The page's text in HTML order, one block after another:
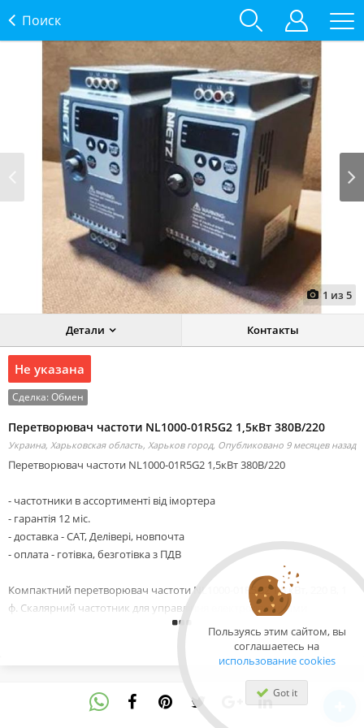
Пользуясь этим сайтом, вы
соглашаетесь на
использование cookies
Got it
Поиск
1 из 5
Детали Контакты
Не указана
Сделка: Обмен
Перетворювач частоти NL1000-01R5G2 1,5кВт 380B/220
Украина, Харьковская область, Харьков город, Опубликовано 9 месяцев назад
Перетворювач частоти NL1000-01R5G2 1,5кВт 380B/220
- частотники в ассортименті від імортера
- гарантія 12 міс.
- доставка - САТ, Делівері, новпочта
- оплата - готівка, безготівка з ПДВ
Компактний перетворювач частоти NL1000-01R5G2 1,5 кВт, 220 В, 1
ф. Скалярний частотник для управління електродвигунами
верстатів, сільськогосподарським обладнанням, воротами,
транспортером, обертачами, міксерами, вентиляторами та
насосами, іншими пристроями, що не потребують векторного
управління, малої потужності (до 2,2 кВт).
Перевантаження - 150% (1 хв).
Режими роботи: – скалярний (V/F);